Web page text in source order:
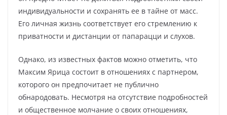
индивидуальности и сохранять ее в тайне от масс.
Его личная жизнь соответствует его стремлению к
приватности и дистанции от папарацци и слухов.
Однако, из известных фактов можно отметить, что
Максим Ярица состоит в отношениях с партнером,
которого он предпочитает не публично
обнародовать. Несмотря на отсутствие подробностей
и общественное молчание о своих отношениях,